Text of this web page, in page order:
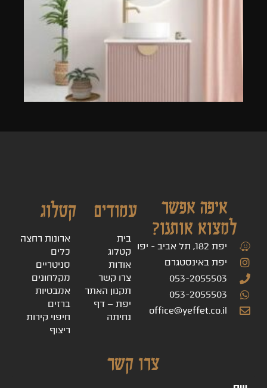
איפה אפשר
למצוא אותנו?
יפת 182, תל אביב - יפו
יפת באינסטגרם
053-2055503
053-2055503
office@yeffet.co.il
עמודים
בית
קטלוג
אודות
צרו קשר
תקנון האתר
יפת – דף
נחיתה
קטלוג
ארונות רחצה
כלים
סניטריים
מקלחונים
אמבטיות
ברזים
חיפוי קירות
ריצוף
צרו קשר